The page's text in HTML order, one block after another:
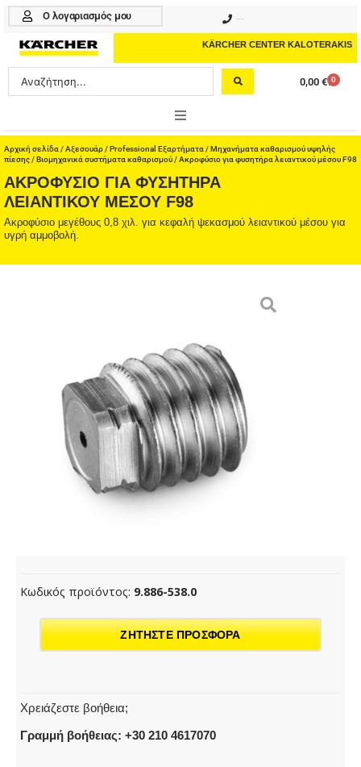
Μετάβαση
περιεχόμενο
Ο λογαριασμός μου
KÄRCHER CENTER KALOTERAKIS
Search
...
0,00 € 0
Cart
ONLINE SHOP
HOME & GARDEN
PROFESSIONAL
Αρχική σελίδα /Αξεσουάρ/Professional Εξαρτήματα /Μηχανήματα καθαρισμού υψηλής
πίεσης/Βιομηχανικά συστήματα καθαρισμού/ Ακροφύσιο για φυσητήρα λειαντικού μέσου F98
ΑΚΡΟΦΎΣΙΟ ΓΙΑ ΦΥΣΗΤΉΡΑ
ΛΕΙΑΝΤΙΚΟΎ ΜΈΣΟΥ F98
Ακροφύσιο μεγέθους 0,8 χιλ. για κεφαλή ψεκασμού λειαντικού μέσου για
υγρή αμμοβολή.
Κωδικός προϊόντος: 9.886-538.0
ΖΗΤΗΣΤΕ ΠΡΟΣΦΟΡΑ
Χρειάζεστε βοήθεια;
Γραμμή βοήθειας: +30 210 4617070